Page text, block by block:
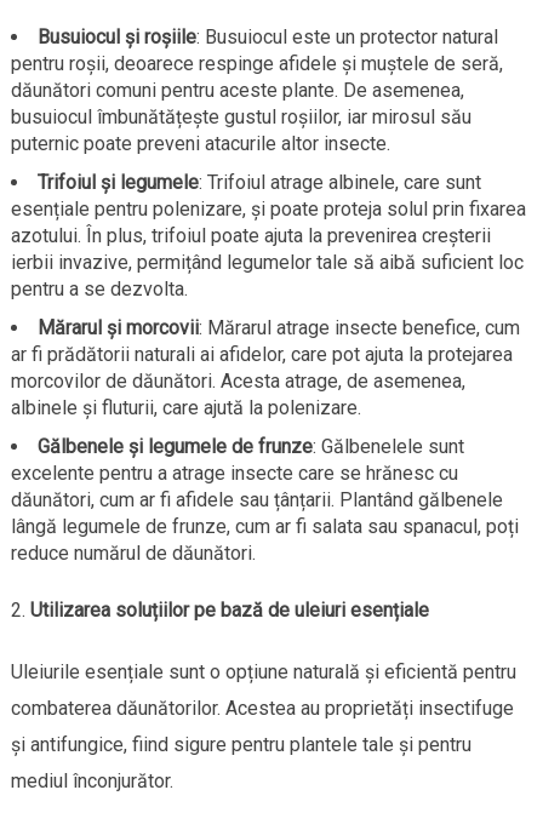
Busuiocul și roșiile: Busuiocul este un protector natural
pentru roșii, deoarece respinge afidele și muștele de seră,
dăunători comuni pentru aceste plante. De asemenea,
busuiocul îmbunătățește gustul roșiilor, iar mirosul său
puternic poate preveni atacurile altor insecte.
Trifoiul și legumele: Trifoiul atrage albinele, care sunt
esențiale pentru polenizare, și poate proteja solul prin fixarea
azotului. În plus, trifoiul poate ajuta la prevenirea creșterii
ierbii invazive, permițând legumelor tale să aibă suficient loc
pentru a se dezvolta.
Mărarul și morcovii: Mărarul atrage insecte benefice, cum
ar fi prădătorii naturali ai afidelor, care pot ajuta la protejarea
morcovilor de dăunători. Acesta atrage, de asemenea,
albinele și fluturii, care ajută la polenizare.
Gălbenele și legumele de frunze: Gălbenelele sunt
excelente pentru a atrage insecte care se hrănesc cu
dăunători, cum ar fi afidele sau țânțarii. Plantând gălbenele
lângă legumele de frunze, cum ar fi salata sau spanacul, poți
reduce numărul de dăunători.
Utilizarea soluțiilor pe bază de uleiuri esențiale
Uleiurile esențiale sunt o opțiune naturală și eficientă pentru
combaterea dăunătorilor. Acestea au proprietăți insectifuge
și antifungice, fiind sigure pentru plantele tale și pentru
mediul înconjurător.